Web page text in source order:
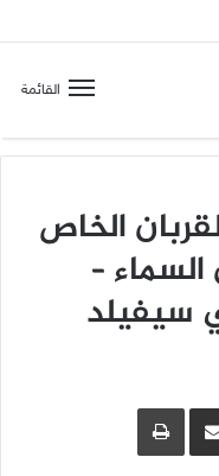
الإلهي
القائمة
الخاص
–
سيفيلد
مشاركة عبر البريد طباعة